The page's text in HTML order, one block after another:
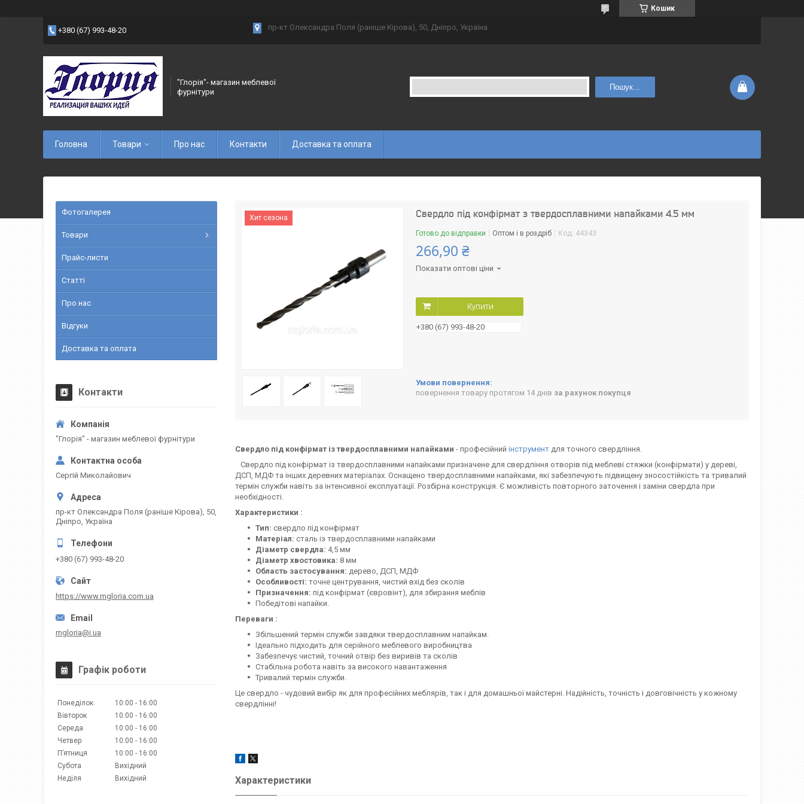
Кошик
+380 (67) 993-48-20 пр-кт Олександра Поля (раніше Кірова), 50, Дніпро, Україна
"Глорія"- магазин меблевої
фурнітури
Пошук...
Головна Товари Про нас Контакти Доставка та оплата
Хит сезона Свердло під конфірмат з твердосплавними напайками 4.5 мм
Готово до відправки Оптом і в роздріб Код: 44343
266,90 ₴
Показати оптові ціни
Купити
+380 (67) 993-48-20
повернення товару протягом 14 днів за рахунок покупця
Свердло під конфірмат із твердосплавними напайками - професійний інструмент для точного свердління.
Свердло під конфірмат із твердосплавними напайками призначене для свердління отворів під меблеві стяжки (конфірмати) у дереві,
ДСП, МДФ та інших деревних матеріалах. Оснащено твердосплавними напайками, які забезпечують підвищену зносостійкість та тривалий
термін служби навіть за інтенсивної експлуатації. Розбірна конструкція. Є можливість повторного заточення і заміни свердла при
необхідності.
Характеристики :
Тип: свердло під конфірмат
Матеріал: сталь із твердосплавними напайками
Діаметр свердла: 4,5 мм
Діаметр хвостовика: 8 мм
Область застосування: дерево, ДСП, МДФ
Особливості: точне центрування, чистий вхід без сколів
Призначення: під конфірмат (євровінт), для збирання меблів
Победітові напайки.
Переваги :
Збільшений термін служби завдяки твердосплавним напайкам.
Ідеально підходить для серійного меблевого виробництва
Забезпечує чистий, точний отвір без виривів та сколів
Стабільна робота навіть за високого навантаження
Тривалий термін служби.
Це свердло - чудовий вибір як для професійних меблярів, так і для домашньої майстерні. Надійність, точність і довговічність у кожному
свердлінні!
Характеристики
Фотогалерея
Товари
Прайс-листи
Статті
Про нас
Відгуки
Доставка та оплата
Контакти
"Глорія" - магазин меблевої фурнітури
Сергій Миколайович
пр-кт Олександра Поля (раніше Кірова), 50,
Дніпро, Україна
+380 (67) 993-48-20
https://www.mgloria.сom.ua
mgloria@i.ua
Графік роботи
Понеділок 10:00
16:00
Вівторок
10:00
16:00
Середа
10:00
16:00
Четвер
10:00
16:00
Пʼятниця
10:00
16:00
Субота
Вихідний
Неділя
Вихідний